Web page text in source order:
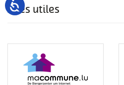
Sites utiles